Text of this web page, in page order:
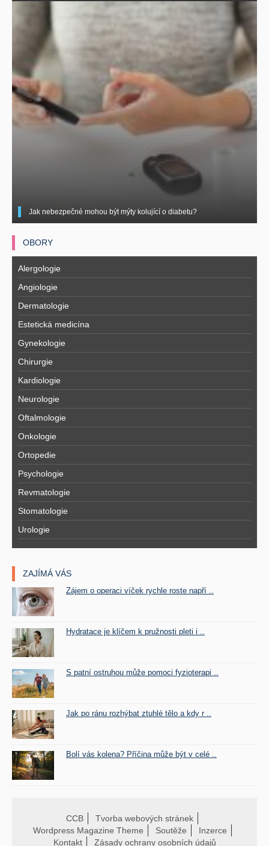
Jak nebezpečné mohou být mýty kolující o diabetu?
OBORY
Alergologie
Angiologie
Dermatologie
Estetická medicína
Gynekologie
Chirurgie
Kardiologie
Neurologie
Oftalmologie
Onkologie
Ortopedie
Psychologie
Revmatologie
Stomatologie
Urologie
ZAJÍMÁ VÁS
Zájem o operaci víček rychle roste napří ..
Hydratace je klíčem k pružnosti pleti i ..
S patní ostruhou může pomoci fyzioterapi ..
Jak po ránu rozhýbat ztuhlé tělo a kdy r ..
Bolí vás kolena? Příčina může být v celé ..
CCB
Tvorba webových stránek
Wordpress Magazine Theme
Soutěže
Inzerce
Kontakt
Zásady ochrany osobních údajů